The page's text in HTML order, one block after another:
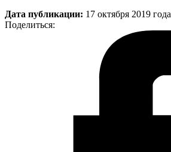
Дата публикации: 17 октября 2019 года
Поделиться: